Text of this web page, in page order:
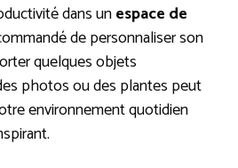
dans unespace de
de personnaliser son
quelques objets
photos ou des plantes peut
environnement quotidien